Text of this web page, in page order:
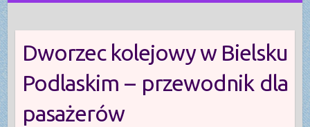
o
n
t
e
n
t
Dworzec kolejowy w Bielsku
Podlaskim – przewodnik dla
pasażerów